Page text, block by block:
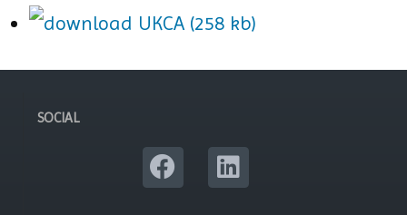
UKCA (258 kb)
SOCIAL